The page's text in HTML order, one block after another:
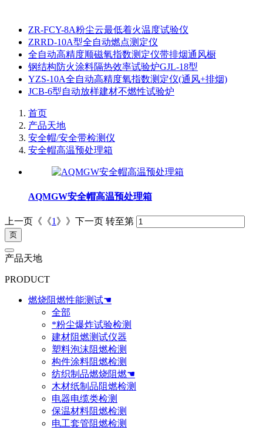
ZR-FCY-8A粉尘云最低着火温度试验仪
ZRRD-10A型全自动燃点测定仪
全自动高精度顺磁氧指数测定仪带排烟通风橱
钢结构防火涂料隔热效率试验炉GJL-18型
YZS-10A全自动高精度氧指数测定仪(通风+排烟)
JCB-6型自动放样建材不燃性试验炉
首页
产品天地
安全帽/安全带检测仪
安全帽高温预处理箱
AQMGW安全帽高温预处理箱
上一页《《1 》》下一页 转至第
产品天地
PRODUCT
燃烧阻燃性能测试☚
全部
*粉尘爆炸试验检测
建材阻燃测试仪器
塑料泡沫阻燃检测
构件涂料阻燃检测
纺织制品燃烧阻燃☚
木材纸制品阻燃检测
电器电缆类检测
保温材料阻燃检测
电工套管阻燃检测